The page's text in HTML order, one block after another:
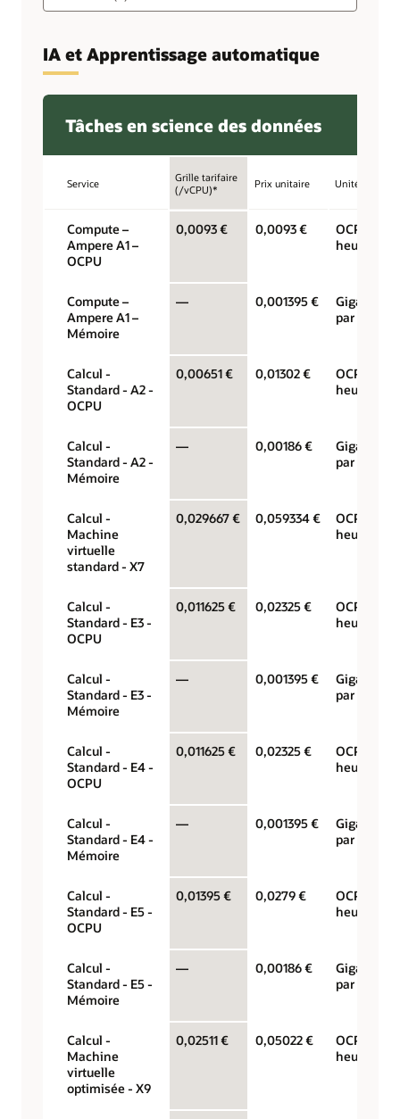
IA et Apprentissage automatique
Tâches en science des données
Service
Grille tarifaire
(/vCPU)*
Prix unitaire Unité
Compute –
Ampere A1 –
OCPU
0,0093 € 0,0093 €
OCPU par
heure
Compute –
Ampere A1 –
Mémoire
— 0,001395 €
Gigaoctets
par heure
Calcul -
Standard - A2 -
OCPU
0,00651 € 0,01302 €
OCPU par
heure
Calcul -
Standard - A2 -
Mémoire
— 0,00186 €
Gigaoctets
par heure
Calcul -
Machine
virtuelle
standard - X7
0,029667 € 0,059334 €
OCPU par
heure
Calcul -
Standard - E3 -
OCPU
0,011625 € 0,02325 €
OCPU par
heure
Calcul -
Standard - E3 -
Mémoire
— 0,001395 €
Gigaoctets
par heure
Calcul -
Standard - E4 -
OCPU
0,011625 € 0,02325 €
OCPU par
heure
Calcul -
Standard - E4 -
Mémoire
— 0,001395 €
Gigaoctets
par heure
Calcul -
Standard - E5 -
OCPU
0,01395 € 0,0279 €
OCPU par
heure
Calcul -
Standard - E5 -
Mémoire
— 0,00186 €
Gigaoctets
par heure
Calcul -
Machine
virtuelle
optimisée - X9
0,02511 € 0,05022 €
OCPU par
heure